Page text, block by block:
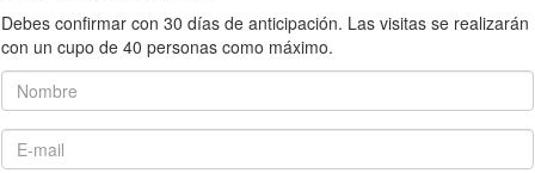
Debes confirmar con 30 días de anticipación. Las visitas se realizarán
con un cupo de 40 personas como máximo.
Nombre
E-mail